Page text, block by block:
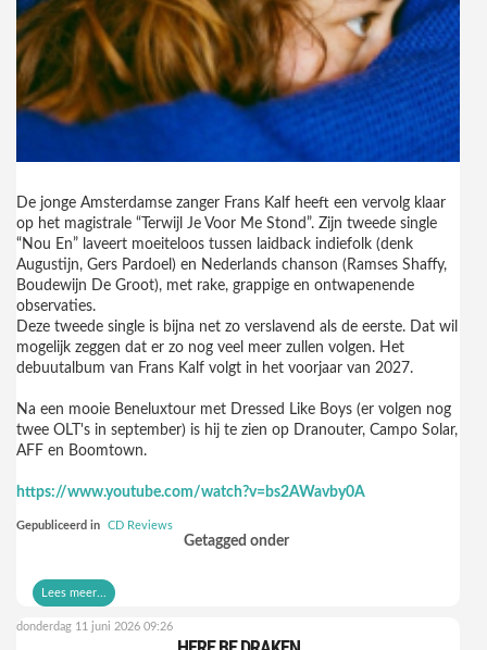
De jonge Amsterdamse zanger Frans Kalf heeft een vervolg klaar
op het magistrale “Terwijl Je Voor Me Stond”. Zijn tweede single
“Nou En” laveert moeiteloos tussen laidback indiefolk (denk
Augustijn, Gers Pardoel) en Nederlands chanson (Ramses Shaffy,
Boudewijn De Groot), met rake, grappige en ontwapenende
observaties.
Deze tweede single is bijna net zo verslavend als de eerste. Dat wil
mogelijk zeggen dat er zo nog veel meer zullen volgen. Het
debuutalbum van Frans Kalf volgt in het voorjaar van 2027.
Na een mooie Beneluxtour met Dressed Like Boys (er volgen nog
twee OLT's in september) is hij te zien op Dranouter, Campo Solar,
AFF en Boomtown.
https://www.youtube.com/watch?v=bs2AWavby0A
Gepubliceerd in CD Reviews
Getagged onder
Lees meer...
donderdag 11 juni 2026 09:26